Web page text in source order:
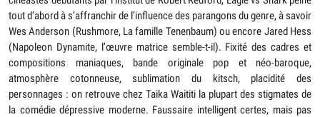
tout d’abord à s’affranchir de l’influence des parangons du genre, à savoir
Wes Anderson (Rushmore, La famille Tenenbaum) ou encore Jared Hess
(Napoleon Dynamite, l’œuvre matrice semble-t-il). Fixité des cadres et
compositions maniaques, bande originale pop et néo-baroque,
atmosphère cotonneuse, sublimation du kitsch, placidité des
personnages : on retrouve chez Taika Waititi la plupart des stigmates de
la comédie dépressive moderne. Faussaire intelligent certes, mais pas